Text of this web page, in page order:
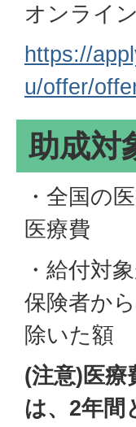
オンライ
https://
u/offer/
助成対
・全国の
医療費
・給付対
保険者か
除いた額
(注意)医
は、2年間